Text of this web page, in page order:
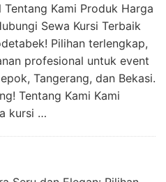
Kami Produk Harga
Sewa Kursi Terbaik
Pilihan terlengkap,
profesional untuk event
Tangerang, dan Bekasi.
Tentang Kami Kami
kursi …